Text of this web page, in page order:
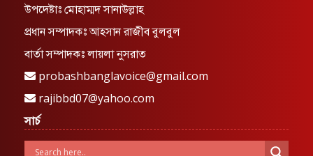
উপদেষ্টাঃ মোহাম্মদ সানাউল্লাহ
প্রধান সম্পাদকঃ আহসান রাজীব বুলবুল
বার্তা সম্পাদকঃ লায়লা নুসরাত
probashbanglavoice@gmail.com
rajibbd07@yahoo.com
সার্চ